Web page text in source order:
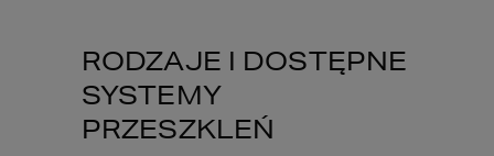
RODZAJE I DOSTĘPNE
SYSTEMY
PRZESZKLEŃ